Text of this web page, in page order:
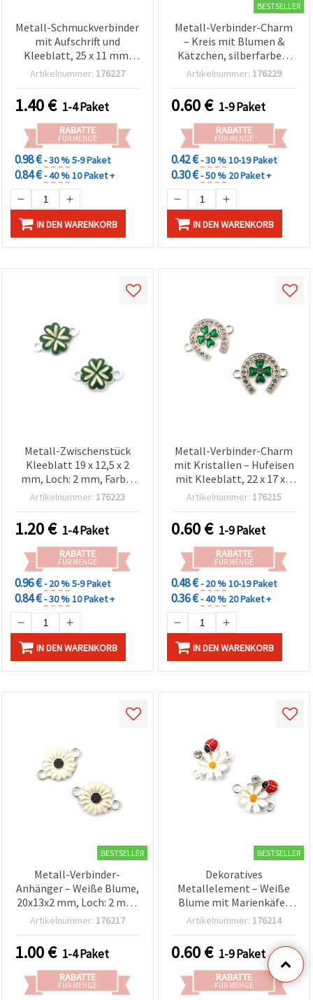
Metall-Schmuckverbinder
mit Aufschrift und
Kleeblatt, 25 x 11 mm,
Loch 2 mm, silberfarben,
Artikelnummer: 176227
1.40€ 1-4 Paket
RABATTE
FÜR MENGE
0.98 €- 30 %5-9 Paket
0.84 €- 40 %10 Paket +
IN DEN WARENKORB
BESTSELLER
Metall-Verbinder-Charm
– Kreis mit Blumen &
Kätzchen, silberfarben,
21×14×2 mm, Loch: 2 mm,
Artikelnummer: 176229
0.60€ 1-9 Paket
RABATTE
FÜR MENGE
0.42 €- 30 %10-19 Paket
0.30 €- 50 % 20 Paket +
IN DEN WARENKORB
Metall-Zwischenstück
Kleeblatt 19 x 12,5 x 2
mm, Loch: 2 mm, Farbe:
Weiß, 5 Stück
Artikelnummer: 176223
1.20€ 1-4 Paket
RABATTE
FÜR MENGE
0.96 €- 20 %5-9 Paket
0.84 €- 30 %10 Paket +
IN DEN WARENKORB
Metall-Verbinder-Charm
mit Kristallen – Hufeisen
mit Kleeblatt, 22 x 17 x 3
mm, Loch: 2 mm,
Artikelnummer: 176215
0.60€ 1-9 Paket
RABATTE
FÜR MENGE
0.48 €- 20 %10-19 Paket
0.36 €- 40 % 20 Paket +
IN DEN WARENKORB
BESTSELLER
Metall-Verbinder-
Anhänger – Weiße Blume,
20x13x2 mm, Loch: 2 mm,
silberfarben – 5 Stück
Artikelnummer: 176217
1.00€ 1-4 Paket
RABATTE
FÜR MENGE
BESTSELLER
Dekoratives
Metallelement – Weiße
Blume mit Marienkäfer
und Kristall, 17 x 15 x 3
silberfarben – 2 Stück, für
Schmuckherstellung &
Basteln
Artikelnummer: 176214
0.60€ 1-9 Paket
RABATTE
FÜR MENGE